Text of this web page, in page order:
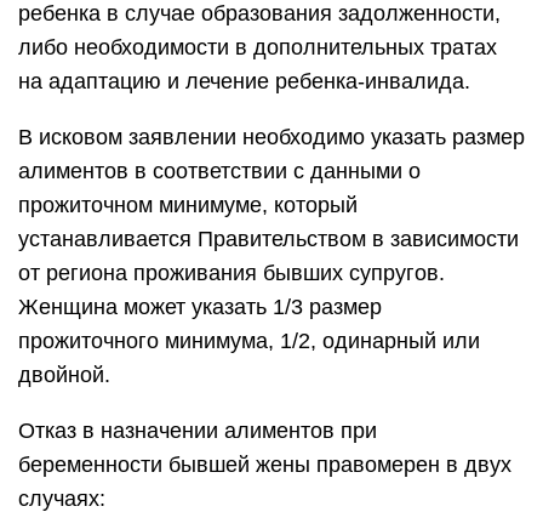
ребенка в случае образования задолженности,
либо необходимости в дополнительных тратах
на адаптацию и лечение ребенка-инвалида.
В исковом заявлении необходимо указать размер
алиментов в соответствии с данными о
прожиточном минимуме, который
устанавливается Правительством в зависимости
от региона проживания бывших супругов.
Женщина может указать 1/3 размер
прожиточного минимума, 1/2, одинарный или
двойной.
Отказ в назначении алиментов при
беременности бывшей жены правомерен в двух
случаях: